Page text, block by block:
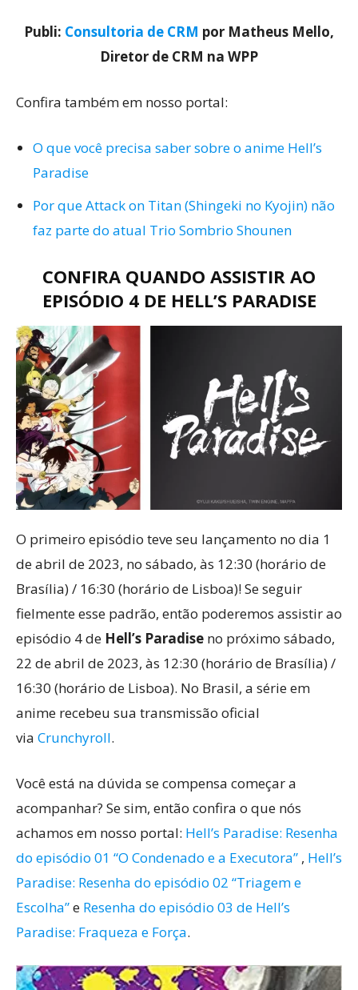
Publi: Consultoria de CRM por Matheus Mello,
Diretor de CRM na WPP
Confira também em nosso portal:
O que você precisa saber sobre o anime Hell’s
Paradise
Por que Attack on Titan (Shingeki no Kyojin) não
faz parte do atual Trio Sombrio Shounen
CONFIRA QUANDO ASSISTIR AO
EPISÓDIO 4 DE HELL’S PARADISE
O primeiro episódio teve seu lançamento no dia 1
de abril de 2023, no sábado, às 12:30 (horário de
Brasília) / 16:30 (horário de Lisboa)! Se seguir
fielmente esse padrão, então poderemos assistir ao
episódio 4 de Hell’s Paradise no próximo sábado,
22 de abril de 2023, às 12:30 (horário de Brasília) /
16:30 (horário de Lisboa). No Brasil, a série em
anime recebeu sua transmissão oficial
via Crunchyroll.
Você está na dúvida se compensa começar a
acompanhar? Se sim, então confira o que nós
achamos em nosso portal: Hell’s Paradise: Resenha
do episódio 01 “O Condenado e a Executora” , Hell’s
Paradise: Resenha do episódio 02 “Triagem e
Escolha”e Resenha do episódio 03 de Hell’s
Paradise: Fraqueza e Força.